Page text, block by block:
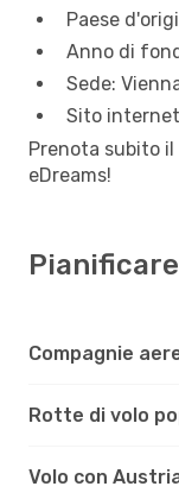
Paese
Anno di
Sede:
Sito
Prenota subito
eDreams!
Compagnie
Rotte di volo
Volo con